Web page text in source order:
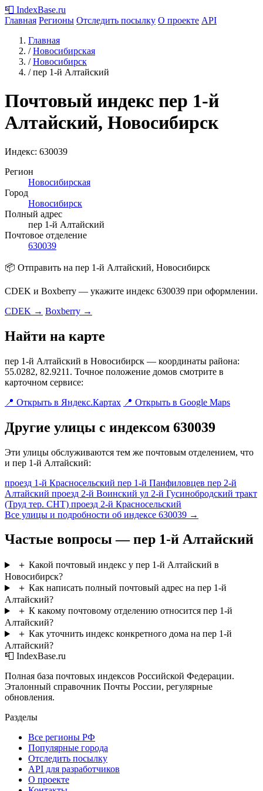
📮 IndexBase.ru
Главная Регионы Отследить посылку О проекте API
Главная
/ Новосибирская
/ Новосибирск
/ пер 1-й Алтайский
Почтовый индекс пер 1-й
Алтайский, Новосибирск
Индекс: 630039
Регион
Новосибирская
Город
Новосибирск
Полный адрес
пер 1-й Алтайский
Почтовое отделение
630039
📦 Отправить на пер 1-й Алтайский, Новосибирск
CDEK и Boxberry — укажите индекс 630039 при оформлении.
CDEK → Boxberry →
Найти на карте
пер 1-й Алтайский в Новосибирск — координаты района:
55.0282, 82.9211. Точное положение домов смотрите в
карточном сервисе:
📍 Открыть в Яндекс.Картах 📍 Открыть в Google Maps
Другие улицы с индексом 630039
Эти улицы обслуживаются тем же почтовым отделением, что
и пер 1-й Алтайский:
проезд 1-й Красносельский пер 1-й Панфиловцев пер 2-й
Алтайский проезд 2-й Воинский ул 2-й Гусинобродский тракт
(Труд тер. СНТ) проезд 2-й Красносельский
Все улицы и подробности об индексе 630039 →
Частые вопросы — пер 1-й Алтайский
＋ Какой почтовый индекс у пер 1-й Алтайский в
Новосибирск?
＋ Как написать полный почтовый адрес на пер 1-й
Алтайский?
＋ К какому почтовому отделению относится пер 1-й
Алтайский?
＋ Как уточнить индекс конкретного дома на пер 1-й
Алтайский?
📮 IndexBase.ru
Полная база почтовых индексов Российской Федерации.
Эталонный справочник Почты России, регулярные
обновления.
Разделы
Все регионы РФ
Популярные города
Отследить посылку
API для разработчиков
О проекте